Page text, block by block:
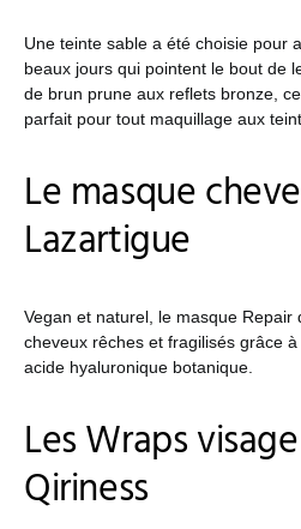
Une teinte sable a été choisie pour
beaux jours qui pointent le bout de
de brun prune aux reflets bronze,
parfait pour tout maquillage aux
Le masque
Lazartigue
Vegan et naturel, le masque Repair
cheveux rêches et fragilisés grâce
acide hyaluronique botanique.
Les Wraps
Qiriness